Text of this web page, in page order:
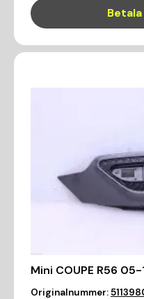
Mini COUPE R56
Originalnummer: